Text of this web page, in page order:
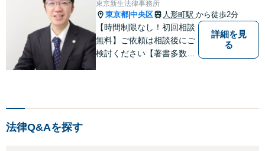
東京新生法律事務所
東京都 中央区 人形町駅 から徒歩2分
【時間制限なし！初回相談
無料】ご依頼は相談後にご
検討ください【著書多数】
詳細を見
る
法律Q&Aを探す